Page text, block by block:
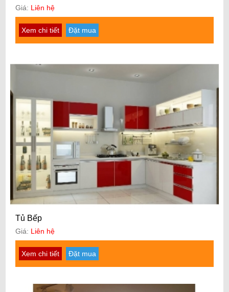
Giá: Liên hệ
Xem chi tiết Đặt mua
Tủ Bếp
Giá: Liên hệ
Xem chi tiết Đặt mua